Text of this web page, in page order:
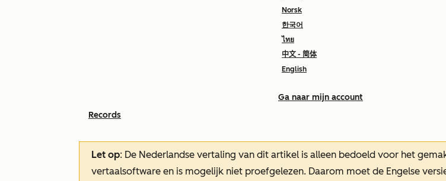
Norsk
한국어
ไทย
中文 - 简体
English
Ga naar mijn account
Records
Let op: De Nederlandse vertaling van dit artikel is alleen bedoeld voor het
vertaalsoftware en is mogelijk niet proefgelezen. Daarom moet de Engelse